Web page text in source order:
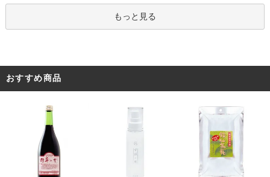
もっと見る
おすすめ商品